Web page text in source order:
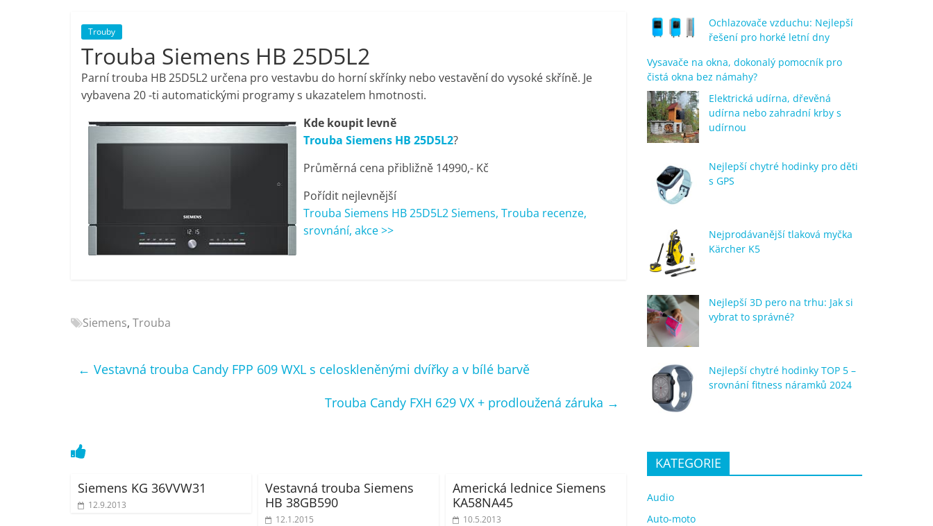
porovnání,
pračky,
televize,
notebooky,
telefony,
kávovary,
Nejlepší
Elektro
televize,
notebooky,
telefony,
kávovary,
Trouby
Trouba Siemens HB 25D5L2
Parní trouba HB 25D5L2 určena pro vestavbu do horní skřínky nebo vestavění do vysoké skříně. Je
vybavena 20 -ti automatickými programy s ukazatelem hmotnosti.
Kde koupit levně
Trouba Siemens HB 25D5L2?
Průměrná cena přibližně 14990,- Kč
Pořídit nejlevnější
Trouba Siemens HB 25D5L2 Siemens, Trouba recenze,
srovnání, akce >>
Siemens, Trouba
← Vestavná trouba Candy FPP 609 WXL s celoskleněnými dvířky a v bílé barvě
Trouba Candy FXH 629 VX + prodloužená záruka →
Siemens KG 36VVW31
12.9.2013
Vestavná trouba Siemens
HB 38GB590
12.1.2015
Americká lednice Siemens
KA58NA45
10.5.2013
Ochlazovače vzduchu: Nejlepší
řešení pro horké letní dny
Vysavače na okna, dokonalý pomocník pro
čistá okna bez námahy?
Elektrická udírna, dřevěná
udírna nebo zahradní krby s
udírnou
Nejlepší chytré hodinky pro děti
s GPS
Nejprodávanější tlaková myčka
Kärcher K5
Nejlepší 3D pero na trhu: Jak si
vybrat to správné?
Nejlepší chytré hodinky TOP 5 –
srovnání fitness náramků 2024
KATEGORIE
Audio
Auto-moto